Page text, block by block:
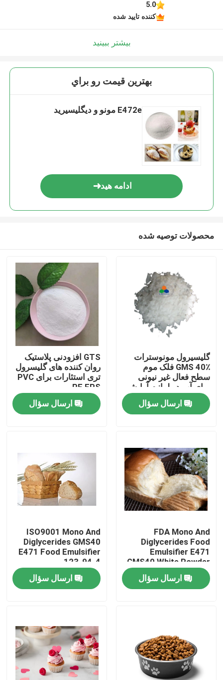
صفحه اصلی
فیلم های
نمایش واقعیت مجازی
تور کارخانه
کنترل کیفیت
اخبار
درخواست نقل قول
5.0
کننده تایید شده
بیشتر ببینید
بهترين قيمت رو براي
E472e مونو و دیگلیسیرید
ادامه هید
محصولات توصیه شده
گلیسیرول مونوسترات
GMS 40٪ فلک موم
سطح فعال غیر نیونی
برای آب در لوازم آرایشی
روغن
ارسال سؤال
GTS افزودنی پلاستیک
روان کننده های گلیسرول
تری استئارات برای PVC
PE EPS
ارسال سؤال
FDA Mono And
Diglycerides Food
Emulsifier E471
GMS40 White Powder
CAS 123-94-4
ارسال سؤال
ISO9001 Mono And
Diglycerides GMS40
E471 Food Emulsifier
123-94-4
ارسال سؤال